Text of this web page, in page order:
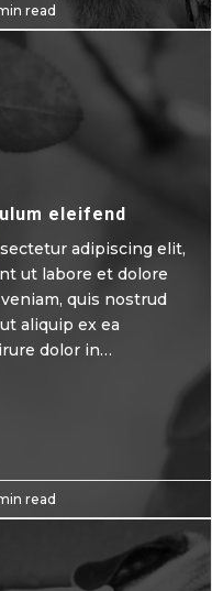
read
eleifend
adipiscing elit,
ut labore et dolore
quis nostrud
aliquip ex ea
dolor in…
read